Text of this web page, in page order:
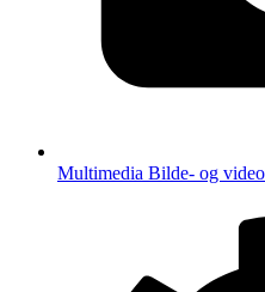
Multimedia Bilde- og